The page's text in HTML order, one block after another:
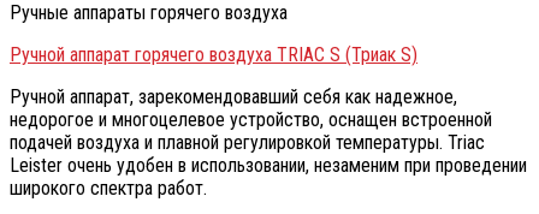
Ручные аппараты горячего воздуха
Ручной аппарат горячего воздуха TRIAC S (Триак S)
Ручной аппарат, зарекомендовавший себя как надежное,
недорогое и многоцелевое устройство, оснащен встроенной
подачей воздуха и плавной регулировкой температуры. Triac
Leister очень удобен в использовании, незаменим при проведении
широкого спектра работ.